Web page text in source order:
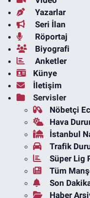
Yazarlar
Seri İlan
Röportaj
Biyografi
Anketler
Künye
İletişim
Servisler
Nöbetçi
Hava
İstanbul
Trafik
Süper Lig
Tüm
Son
Haber